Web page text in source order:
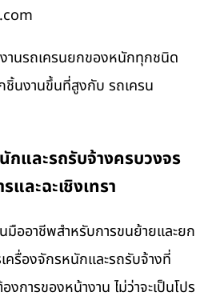
านรถเครนยกของหนักทุกชนิด
ชิ้นงานขึ้นที่สูงกับ รถเครน
กและรถรับจ้างครบวงจร
และฉะเชิงเทรา
ออาชีพสำหรับการขนย้ายและยก
ครื่องจักรหนักและรถรับจ้างที่
ารของหน้างาน ไม่ว่าจะเป็นโปร